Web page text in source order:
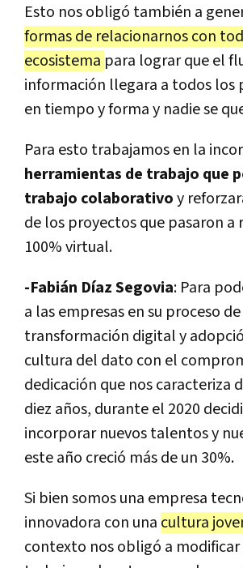
Esto nos obligó también a
formas de relacionarnos con
ecosistema para lograr que el
información llegara a todos los
en tiempo y forma y nadie se
Para esto trabajamos en la
herramientas de trabajo que
trabajo colaborativoy
de los proyectos que pasaron a
100% virtual.
-Fabián Díaz Segovia: Para
a las empresas en su proceso de
transformación digital y
cultura del dato con el
dedicación que nos caracteriza
diez años, durante el 2020
incorporar nuevos talentos y
este año creció más de un 30%.
Si bien somos una empresa
innovadora con una cultura
contexto nos obligó a